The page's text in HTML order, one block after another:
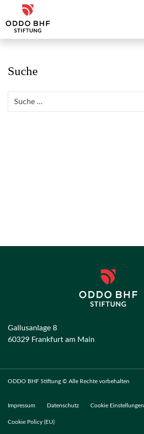
Zum Inhalt
ODDO BHF Stiftung
Suche
Gallusanlage 8
60329 Frankfurt am Main
ODDO BHF Stiftung © Alle Rechte vorbehalten
Impressum Datenschutz Cookie Einstellungen
Cookie Policy (EU)